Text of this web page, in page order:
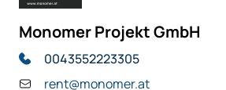
Monomer Projekt GmbH
0043552223305
rent@monomer.at